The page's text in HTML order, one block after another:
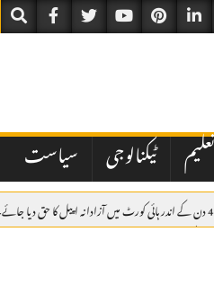
تعلیم ٹیکنالوجی سیاست
پاکستان، سعودی عرب اور ترکیہ کا دفاعی تعاون مزید مضبوط